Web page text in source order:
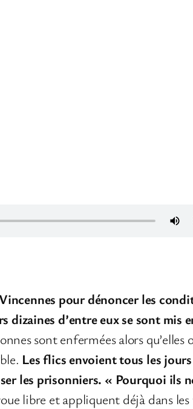
pour dénoncer les
dizaines d’entre eux se sont mis
sont enfermées alors qu’elles
Les flics envoient tous les
les prisonniers. « Pourquoi ils
libre et appliquent déjà dans